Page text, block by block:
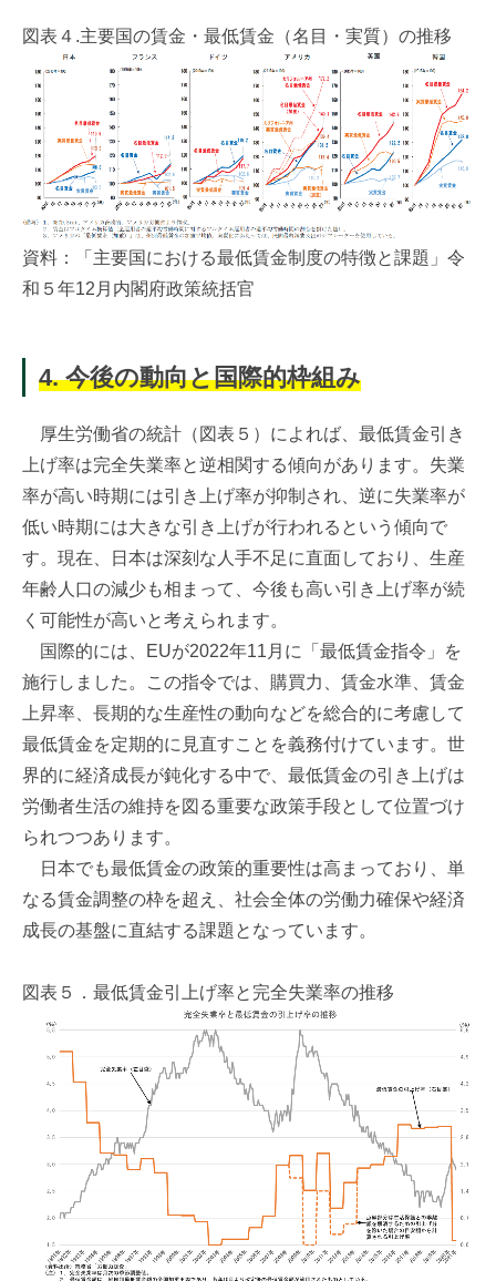
図表４.主要国の賃金・最低賃金（名目・実質）の推移
資料：「主要国における最低賃金制度の特徴と課題」令
和５年12月内閣府政策統括官
4. 今後の動向と国際的枠組み
厚生労働省の統計（図表５）によれば、最低賃金引き
上げ率は完全失業率と逆相関する傾向があります。失業
率が高い時期には引き上げ率が抑制され、逆に失業率が
低い時期には大きな引き上げが行われるという傾向で
す。現在、日本は深刻な人手不足に直面しており、生産
年齢人口の減少も相まって、今後も高い引き上げ率が続
く可能性が高いと考えられます。
国際的には、EUが2022年11月に「最低賃金指令」を
施行しました。この指令では、購買力、賃金水準、賃金
上昇率、長期的な生産性の動向などを総合的に考慮して
最低賃金を定期的に見直すことを義務付けています。世
界的に経済成長が鈍化する中で、最低賃金の引き上げは
労働者生活の維持を図る重要な政策手段として位置づけ
られつつあります。
日本でも最低賃金の政策的重要性は高まっており、単
なる賃金調整の枠を超え、社会全体の労働力確保や経済
成長の基盤に直結する課題となっています。
図表５．最低賃金引上げ率と完全失業率の推移